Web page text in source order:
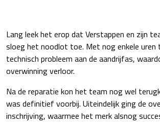
Lang leek het erop dat Verstappen en zijn
sloeg het noodlot toe. Met nog enkele
technisch probleem aan de aandrijfas,
overwinning verloor.
Na de reparatie kon het team nog wel
was definitief voorbij. Uiteindelijk ging de
inschrijving, waarmee het merk alsnog